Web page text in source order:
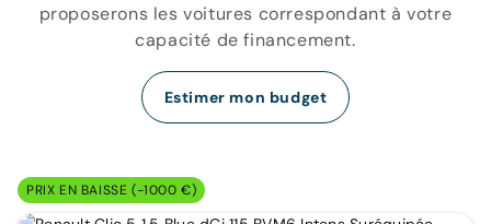
proposerons les voitures correspondant à votre
capacité de financement.
Estimer mon budget
PRIX EN BAISSE (-1000 €)